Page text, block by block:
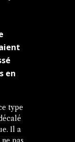
en
type
Il a